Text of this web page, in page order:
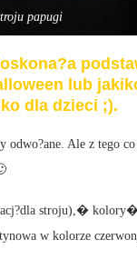
papugi
lub
dla dzieci ;).
Ale z tego
stroju),�
w kolorze